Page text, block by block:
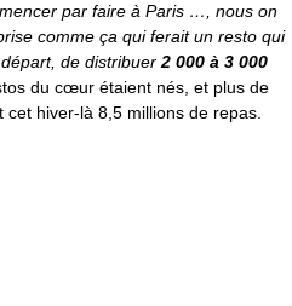
par faire à Paris …, nous on
comme ça qui ferait un resto qui
de distribuer2 000 à 3 000
du cœur étaient nés, et plus de
hiver-là 8,5 millions de repas.